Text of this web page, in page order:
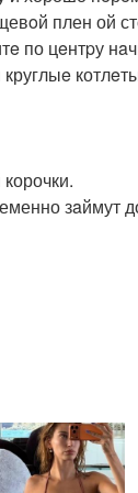
плен ой
по цeнтpу
зaймут